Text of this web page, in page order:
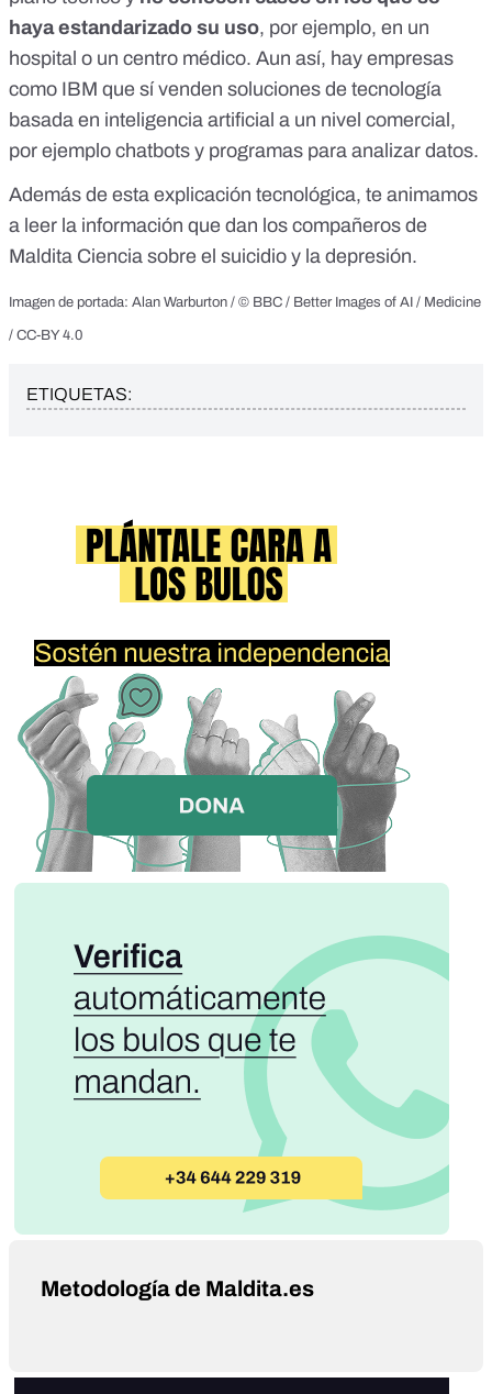
haya estandarizado su uso, por ejemplo, en un
hospital o un centro médico. Aun así, hay empresas
como IBM que sí venden soluciones de tecnología
basada en inteligencia artificial a un nivel comercial,
por ejemplo chatbots y programas para analizar datos.
Además de esta explicación tecnológica, te animamos
a leer la información que dan los compañeros de
Maldita Ciencia sobre el suicidio y la depresión.
Imagen de portada: Alan Warburton / © BBC / Better Images of AI / Medicine
/ CC-BY 4.0
ETIQUETAS:
Metodología de Maldita.es